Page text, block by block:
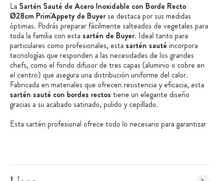
La Sartén Sauté de Acero Inoxidable con Borde Recto
Ø28cm Prim'Appety de Buyerse destaca por sus medidas
óptimas. Podrás preparar fácilmente salteados de vegetales para
toda la familia con esta sartén de Buyer. Ideal tanto para
particulares como profesionales, esta sartén sauté incorpora
tecnologías que responden a las necesidades de los grandes
chefs, como el fondo difusor de tres capas (aluminio o cobre en
el centro) que asegura una distribución uniforme del calor.
Fabricada en materiales que ofrecen resistencia y eficacia, esta
sartén sauté con bordes rectos tiene un elegante diseño
gracias a su acabado satinado, pulido y cepillado.
Esta sartén profesional ofrece todo lo necesario para garantizar